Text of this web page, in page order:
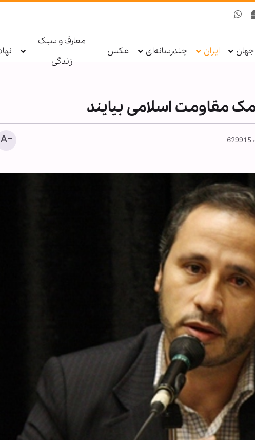
جهان ایران چندرسانه‌ای عکس
معارف و سبک
زندگی
مقاومت اسلامی بیایند